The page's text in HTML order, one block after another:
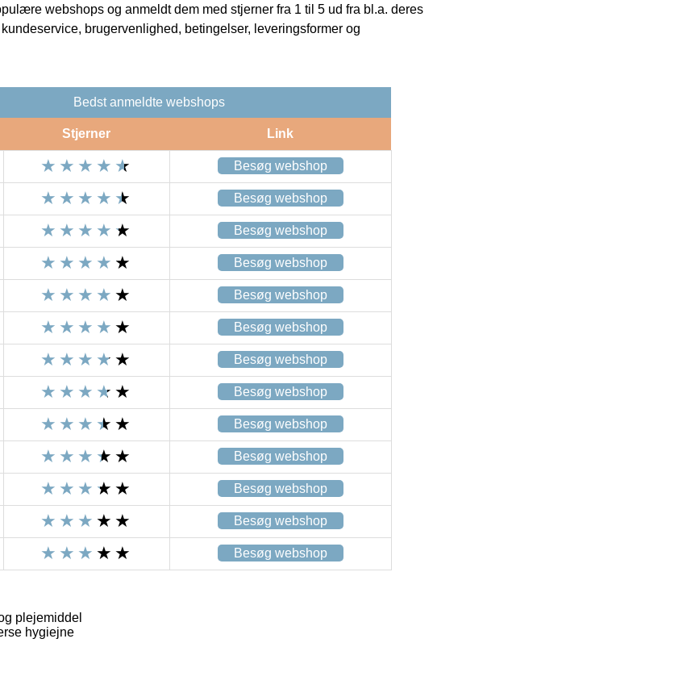
webshops og anmeldt dem med stjerner fra 1 til 5 ud fra bl.a. deres
brugervenlighed, betingelser, leveringsformer og
Bedst anmeldte webshops
Stjerner Link
Besøg webshop
Besøg webshop
Besøg webshop
Besøg webshop
Besøg webshop
Besøg webshop
Besøg webshop
Besøg webshop
Besøg webshop
Besøg webshop
Besøg webshop
Besøg webshop
Besøg webshop
plejemiddel
hygiejne